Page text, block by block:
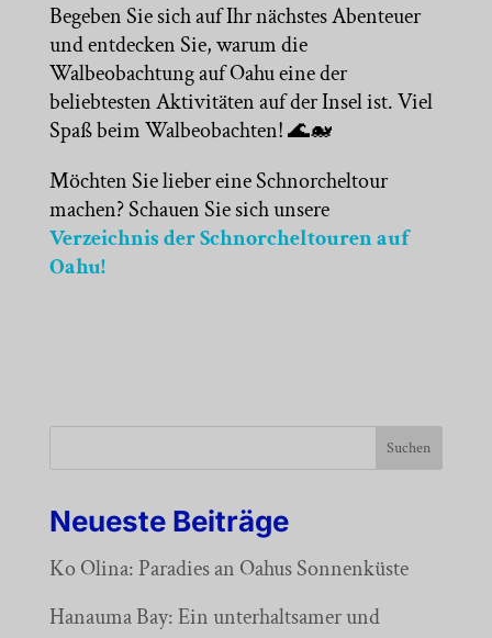
Begeben Sie sich auf Ihr nächstes Abenteuer
und entdecken Sie, warum die
Walbeobachtung auf Oahu eine der
beliebtesten Aktivitäten auf der Insel ist. Viel
Spaß beim Walbeobachten! 🌊🐋
Möchten Sie lieber eine Schnorcheltour
machen? Schauen Sie sich unsere
Verzeichnis der Schnorcheltouren auf
Oahu!
Suchen
Neueste Beiträge
Ko Olina: Paradies an Oahus Sonnenküste
Hanauma Bay: Ein unterhaltsamer und